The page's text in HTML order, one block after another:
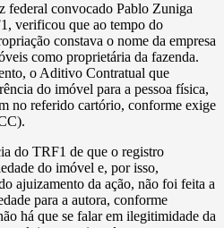
federal convocado Pablo Zuniga
verificou que ao tempo do
constava o nome da empresa
como proprietária da fazenda.
o Aditivo Contratual que
do imóvel para a pessoa física,
no referido cartório, conforme exige
do TRF1 de que o registro
do imóvel e, por isso,
ajuizamento da ação, não foi feita a
para a autora, conforme
há que se falar em ilegitimidade da